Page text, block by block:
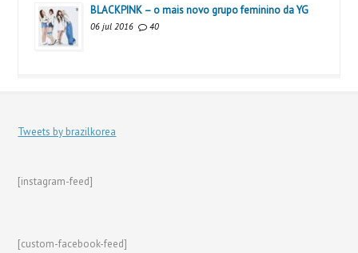
BLACKPINK – o mais novo grupo feminino da YG
06 jul 2016 40
Tweets by brazilkorea
[instagram-feed]
[custom-facebook-feed]